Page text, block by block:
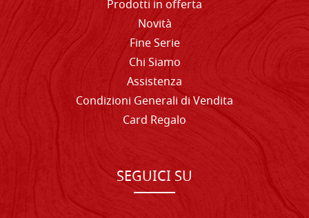
Prodotti in offerta
Novità
Fine Serie
Chi Siamo
Assistenza
Condizioni Generali di Vendita
Card Regalo
SEGUICI SU